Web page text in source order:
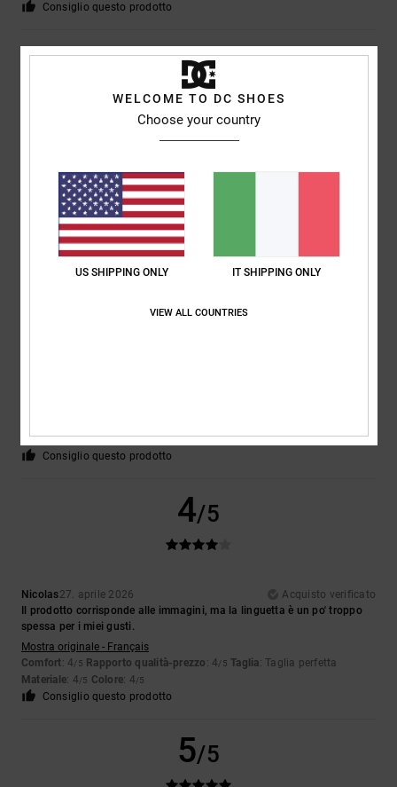
Consiglio questo prodotto
5/5
Mostra originale - Français
: 4/5 Rapporto qualità-prezzo
Materiale: 4 /5 Colore: 5
Consiglio questo prodotto
Materiale: 5/5 Colore: 5/5
Consiglio questo prodotto
4/5
Nicolas27. aprile 2026
Acquisto verificato
Il prodotto corrisponde alle immagini, ma la linguetta è un po' troppo
spessa per i miei gusti.
Mostra originale - Français
Comfort: 4/5 Rapporto qualità-prezzo : 4/5 Taglia: Taglia perfetta
Materiale: 4/5 Colore: 4/5
Consiglio questo prodotto
5/5
WELCOME TO DC SHOES
Choose your country
US SHIPPING ONLY IT SHIPPING ONLY
VIEW ALL COUNTRIES